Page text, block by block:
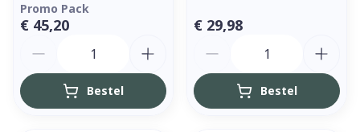
Promo Pack
€ 45,20
Bestel
€ 29,98
Bestel